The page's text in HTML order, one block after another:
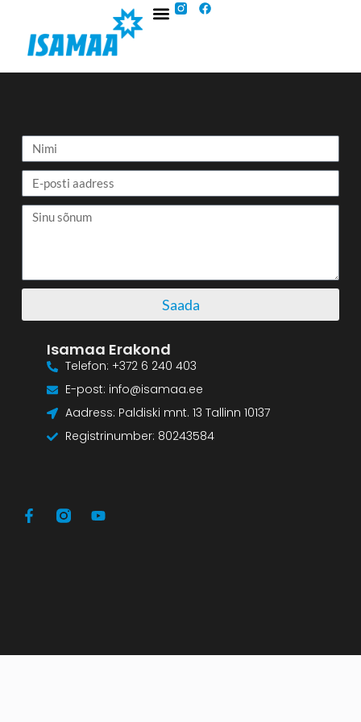
Saada
Isamaa Erakond
Telefon: +372 6 240 403
E-post: info@isamaa.ee
Aadress: Paldiski mnt. 13 Tallinn 10137
Registrinumber: 80243584